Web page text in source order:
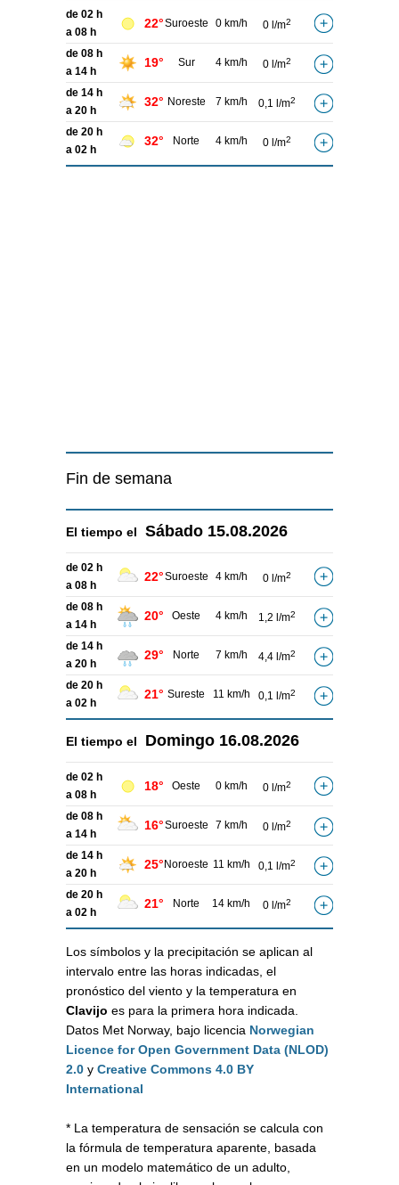
de 02 h
a 08 h
22°Suroeste 0 km/h 0 l/m2
de 08 h
a 14 h
19° Sur 4 km/h 0 l/m2
de 14 h
a 20 h
32° Noreste 7 km/h 0,1 l/m2
de 20 h
a 02 h
32° Norte 4 km/h 0 l/m2
Fin de semana
El tiempo el Sábado 15.08.2026
de 02 h
a 08 h
22°Suroeste 4 km/h 0 l/m2
de 08 h
a 14 h
20° Oeste 4 km/h 1,2 l/m2
de 14 h
a 20 h
29° Norte 7 km/h 4,4 l/m2
de 20 h
a 02 h
21° Sureste 11 km/h 0,1 l/m2
El tiempo el Domingo 16.08.2026
de 02 h
a 08 h
18° Oeste 0 km/h 0 l/m2
de 08 h
a 14 h
16°Suroeste 7 km/h 0 l/m2
de 14 h
a 20 h
25° Noroeste 11 km/h 0,1 l/m2
de 20 h
a 02 h
21° Norte 14 km/h 0 l/m2
Los símbolos y la precipitación se aplican al
intervalo entre las horas indicadas, el
pronóstico del viento y la temperatura en
Clavijo es para la primera hora indicada.
Datos Met Norway, bajo licencia Norwegian
Licence for Open Government Data (NLOD)
2.0 y Creative Commons 4.0 BY
International
* La temperatura de sensación se calcula con
la fórmula de temperatura aparente, basada
en un modelo matemático de un adulto,